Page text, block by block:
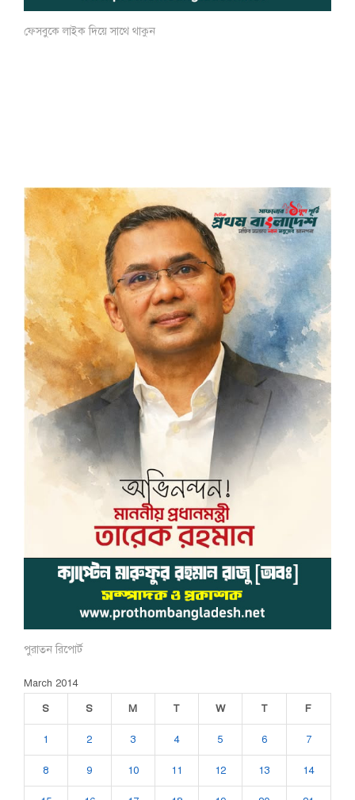
ফেসবুকে লাইক দিয়ে সাথে থাকুন
পুরাতন রিপোর্ট
March 2014
S
S M T W T F
1 2 3 4 5 6 7
8 9 10 11 12 13 14